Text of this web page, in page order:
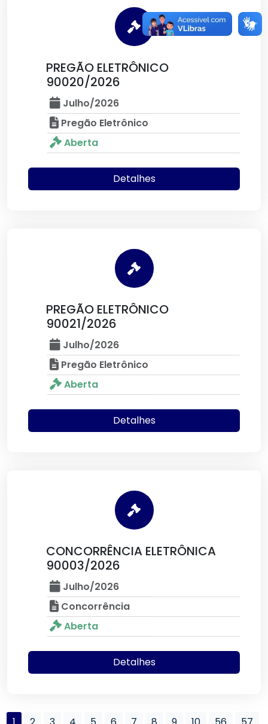
PREGÃO ELETRÔNICO
90020/2026
Julho/2026
Pregão Eletrônico
Aberta
Detalhes
PREGÃO ELETRÔNICO
90021/2026
Julho/2026
Pregão Eletrônico
Aberta
Detalhes
CONCORRÊNCIA ELETRÔNICA
90003/2026
Julho/2026
Concorrência
Aberta
Detalhes